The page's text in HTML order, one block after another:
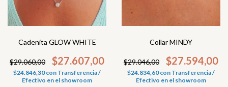
Cadenita GLOW WHITE
$29.060,00 $27.607,00
$24.846,30con Transferencia /
Efectivo en el showroom
Collar MINDY
$29.046,00 $27.594,00
$24.834,60con Transferencia /
Efectivo en el showroom